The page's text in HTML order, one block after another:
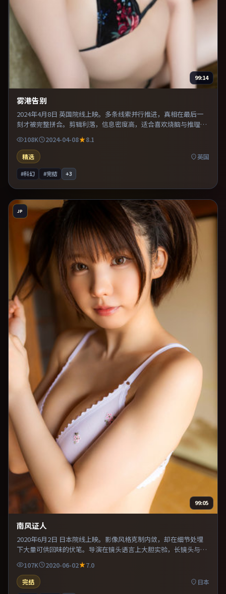
99:14
雾港告别
2024年4月8日 英国院线上映。多条线索并行推进，真相在最后一
刻才被完整拼合。剪辑利落，信息密度高，适合喜欢烧脑与推理的
观众。推荐给偏爱群像戏与命运母题的影迷。
108K 2024-04-08
8.1
精选
英国
#科幻 #完结 +3
JP
99:05
南风证人
2020年6月2日 日本院线上映。影像风格克制内敛，却在细节处埋
下大量可供回味的伏笔。导演在镜头语言上大胆实验，长镜头与特
写交替强化压迫感。片尾留白意味深长，值得二刷细品台词与构
图。
107K 2020-06-02
7.0
完结
日本